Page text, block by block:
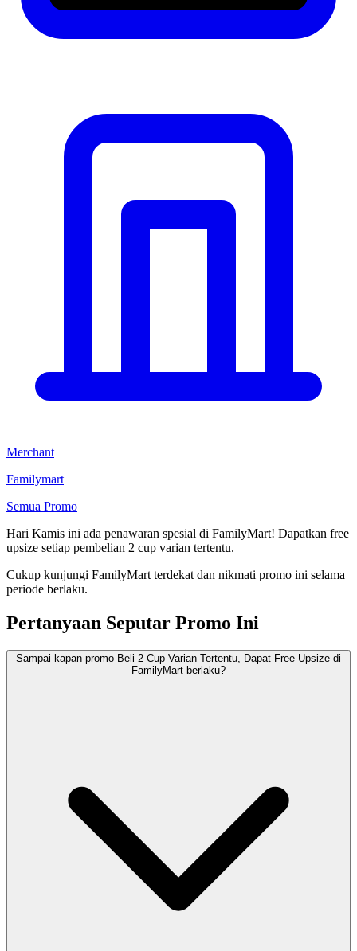
Merchant
Familymart
Semua Promo
Hari Kamis ini ada penawaran spesial di FamilyMart! Dapatkan free
upsize setiap pembelian 2 cup varian tertentu.
Cukup kunjungi FamilyMart terdekat dan nikmati promo ini selama
periode berlaku.
Pertanyaan Seputar Promo Ini
Sampai kapan promo Beli 2 Cup Varian Tertentu, Dapat Free Upsize di
FamilyMart berlaku?